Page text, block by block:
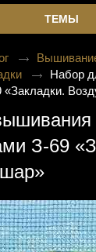
ТЕМЫ
Набор
«Закладки.
З-69